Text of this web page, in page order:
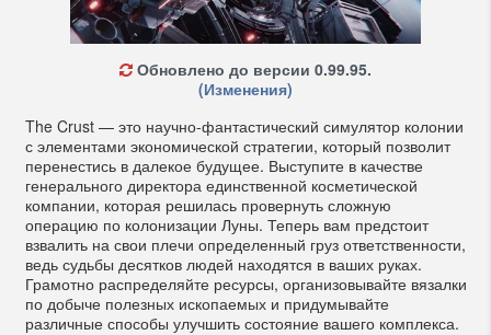
Обновлено до версии 0.99.95.
(Изменения)
The Crust — это научно-фантастический симулятор колонии
с элементами экономической стратегии, который позволит
перенестись в далекое будущее. Выступите в качестве
генерального директора единственной косметической
компании, которая решилась провернуть сложную
операцию по колонизации Луны. Теперь вам предстоит
взвалить на свои плечи определенный груз ответственности,
ведь судьбы десятков людей находятся в ваших руках.
Грамотно распределяйте ресурсы, организовывайте вязалки
по добыче полезных ископаемых и придумывайте
различные способы улучшить состояние вашего комплекса.